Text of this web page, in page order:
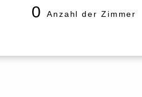
0 Anzahl der Zimmer